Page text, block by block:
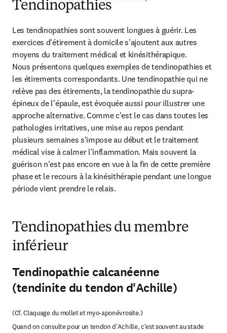
Tendinopathies
Les tendinopathies sont souvent longues à guérir. Les
exercices d'étirement à domicile s'ajoutent aux autres
moyens du traitement médical et kinésithérapique.
Nous présentons quelques exemples de tendinopathies et
les étirements correspondants. Une tendinopathie qui ne
relève pas des étirements, la tendinopathie du supra-
épineux de l'épaule, est évoquée aussi pour illustrer une
approche alternative. Comme c'est le cas dans toutes les
pathologies irritatives, une mise au repos pendant
plusieurs semaines s'impose au début et le traitement
médical vise à calmer l'inflammation. Mais souvent la
guérison n'est pas encore en vue à la fin de cette première
phase et le recours à la kinésithérapie pendant une longue
période vient prendre le relais.
Tendinopathies du membre
inférieur
Tendinopathie calcanéenne
(tendinite du tendon d'Achille)
(Cf. Claquage du mollet et myo-aponévrosite.)
Quand on consulte pour un tendon d'Achille, c'est souvent au stade